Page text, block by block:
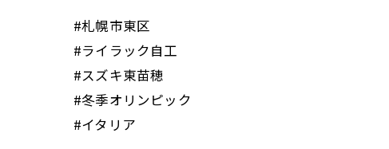
#札幌市東区
#ライラック自工
#スズキ東苗穂
#冬季オリンピック
#イタリア